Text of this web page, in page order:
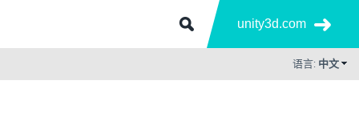
unity3d.com
语言: 中文